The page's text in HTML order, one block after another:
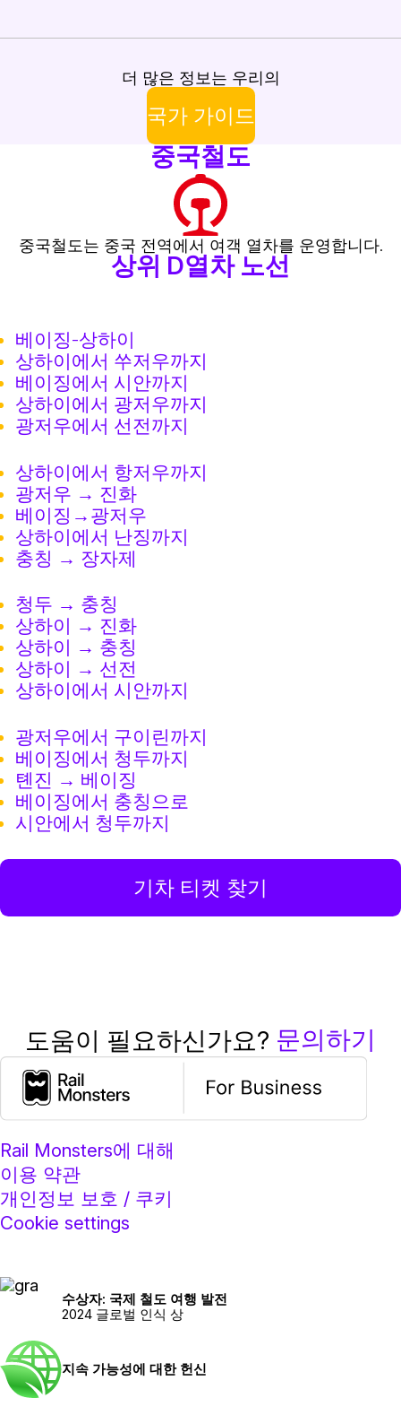
더 많은 정보는 우리의
국가 가이드
중국철도
중국철도는 중국 전역에서 여객 열차를 운영합니다.
상위 D열차 노선
베이징-상하이
상하이에서 쑤저우까지
베이징에서 시안까지
상하이에서 광저우까지
광저우에서 선전까지
상하이에서 항저우까지
광저우 → 진화
베이징→광저우
상하이에서 난징까지
충칭 → 장자제
청두 → 충칭
상하이 → 진화
상하이 → 충칭
상하이 → 선전
상하이에서 시안까지
광저우에서 구이린까지
베이징에서 청두까지
톈진 → 베이징
베이징에서 충칭으로
시안에서 청두까지
기차 티켓 찾기
도움이 필요하신가요? 문의하기
Rail Monsters에 대해
이용 약관
개인정보 보호 / 쿠키
Cookie settings
수상자: 국제 철도 여행 발전
2024 글로벌 인식 상
지속 가능성에 대한 헌신